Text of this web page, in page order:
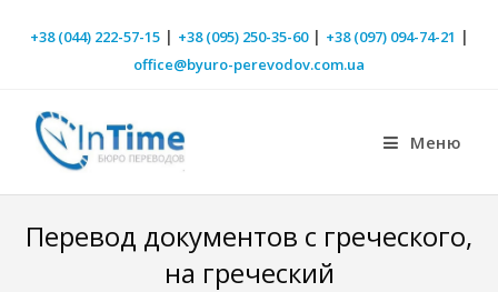
+38 (044) 222-57-15| +38 (095) 250-35-60| +38 (097) 094-74-21 |
office@byuro-perevodov.com.ua
Меню
Перевод документов с греческого,
на греческий